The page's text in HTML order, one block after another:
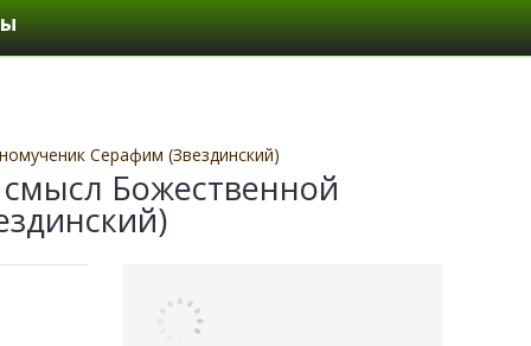
Серафим (Звездинский)
Божественной